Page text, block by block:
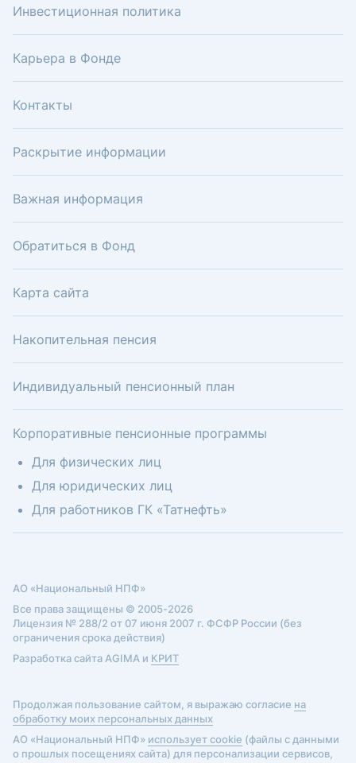
Инвестиционная политика
Карьера в Фонде
Контакты
Раскрытие информации
Важная информация
Обратиться в Фонд
Карта сайта
Накопительная пенсия
Индивидуальный пенсионный план
Корпоративные пенсионные программы
Для физических лиц
Для юридических лиц
Для работников ГК «Татнефть»
АО «Национальный НПФ»
Все права защищены © 2005-2026
Лицензия № 288/2 от 07 июня 2007 г. ФСФР России (без
ограничения срока действия)
Разработка сайта AGIMA и КРИТ
Продолжая пользование сайтом, я выражаю согласие на
обработку моих персональных данных
АО «Национальный НПФ» использует cookie (файлы с данными
о прошлых посещениях сайта) для персонализации сервисов,